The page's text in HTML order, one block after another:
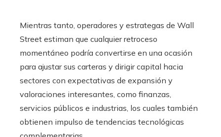
Mientras tanto, operadores y estrategas de Wall
Street estiman que cualquier retroceso
momentáneo podría convertirse en una ocasión
para ajustar sus carteras y dirigir capital hacia
sectores con expectativas de expansión y
valoraciones interesantes, como finanzas,
servicios públicos e industrias, los cuales también
obtienen impulso de tendencias tecnológicas